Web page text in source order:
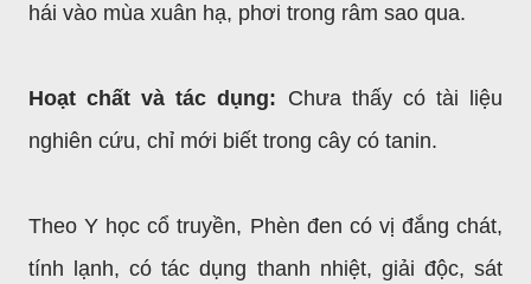
hái vào mùa xuân hạ, phơi trong râm sao qua.
Hoạt chất và tác dụng: Chưa thấy có tài liệu
nghiên cứu, chỉ mới biết trong cây có tanin.
Theo Y học cổ truyền, Phèn đen có vị đắng chát,
tính lạnh, có tác dụng thanh nhiệt, giải độc, sát